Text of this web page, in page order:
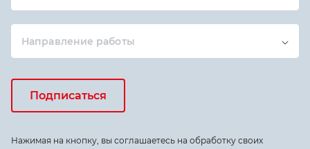
Направление работы
Подписаться
Нажимая на кнопку, вы соглашаетесь на обработку своих